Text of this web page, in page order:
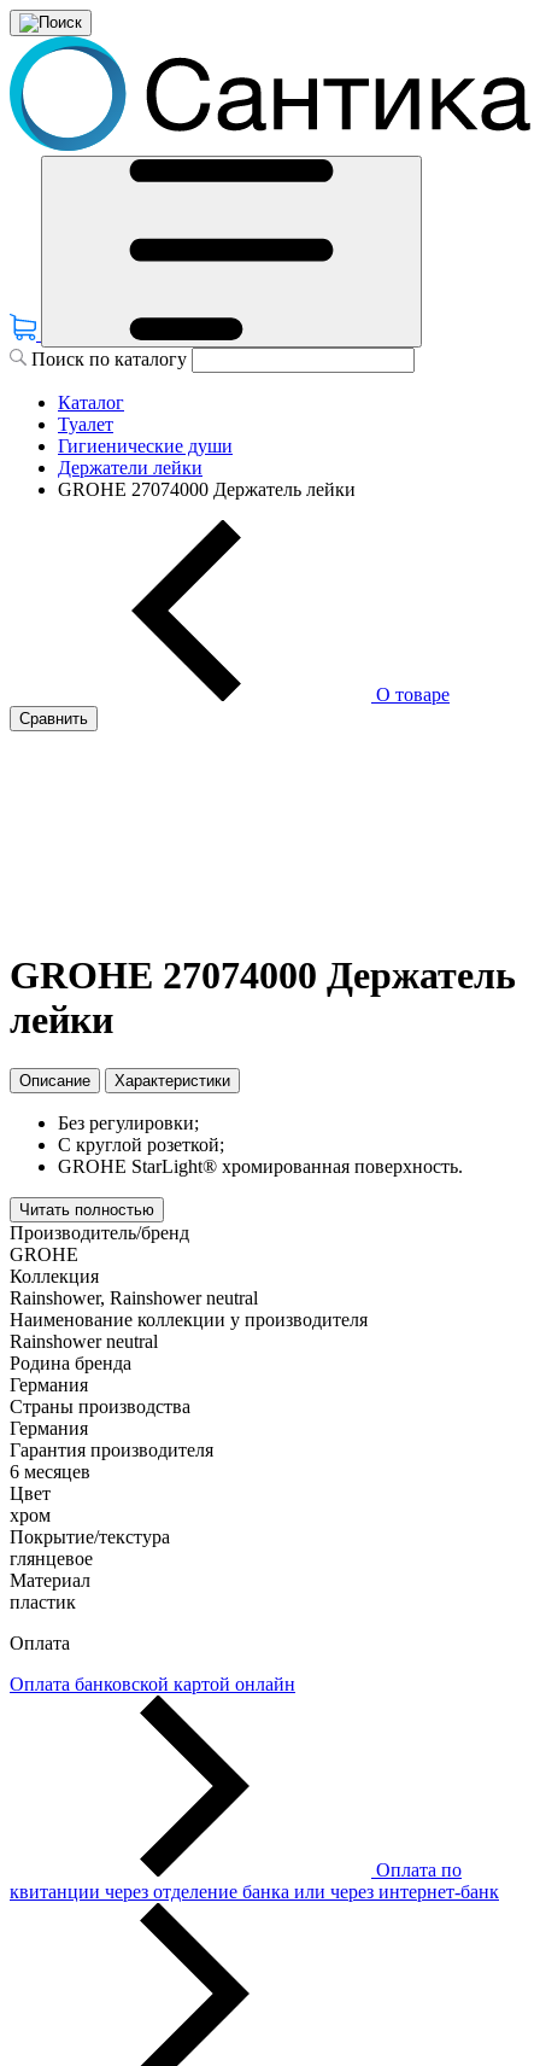
Поиск по каталогу
Каталог
Туалет
Гигиенические души
Держатели лейки
GROHE 27074000 Держатель лейки
О товаре
Сравнить
GROHE 27074000 Держатель
лейки
Описание Характеристики
Без регулировки;
С круглой розеткой;
GROHE StarLight® хромированная поверхность.
Читать полностью
Производитель/бренд
GROHE
Коллекция
Rainshower, Rainshower neutral
Наименование коллекции у производителя
Rainshower neutral
Родина бренда
Германия
Страны производства
Германия
Гарантия производителя
6 месяцев
Цвет
хром
Покрытие/текстура
глянцевое
Материал
пластик
Оплата
Оплата банковской картой онлайн
Оплата по
квитанции через отделение банка или через интернет-банк